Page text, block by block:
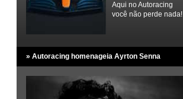
Aqui no Autoracing
você não perde nada!
» Autoracing homenageia Ayrton Senna